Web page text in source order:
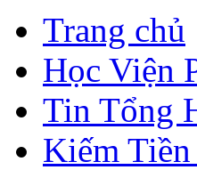
Trang chủ
Học Viện
Tin Tổng
Kiếm